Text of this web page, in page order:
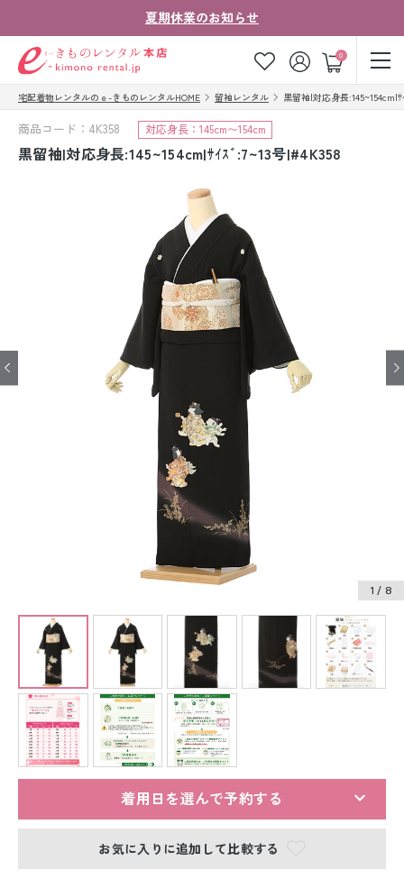
夏期休業のお知らせ
0
ゲスト
お気に入り ログイン カート
ご注文の流れ
お客様の声
法人・グループの
お客様はこちら
着物の種類から探す
七五三レンタル
訪問着・付下げレンタル
ジュニア着物レンタル
ジュニア洋装レンタル
ベビー洋装レンタル
紋付袴レンタル
男性礼装レンタル
宅配着物レンタルのｅ-きものレンタルHOME 留袖レンタル 黒留袖|対応身長:145~154cm|ｻ
商品コード：4K358 対応身長：145cm〜154cm
黒留袖|対応身長:145~154cm|ｻｲｽﾞ:7~13号|#4K358
1 / 8
着用日を選んで予約する
お気に入りに追加して比較する